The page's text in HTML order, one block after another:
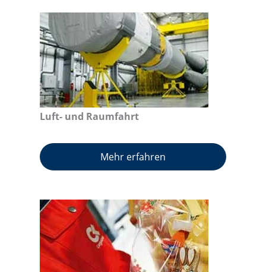
Luft- und Raumfahrt
Mehr erfahren